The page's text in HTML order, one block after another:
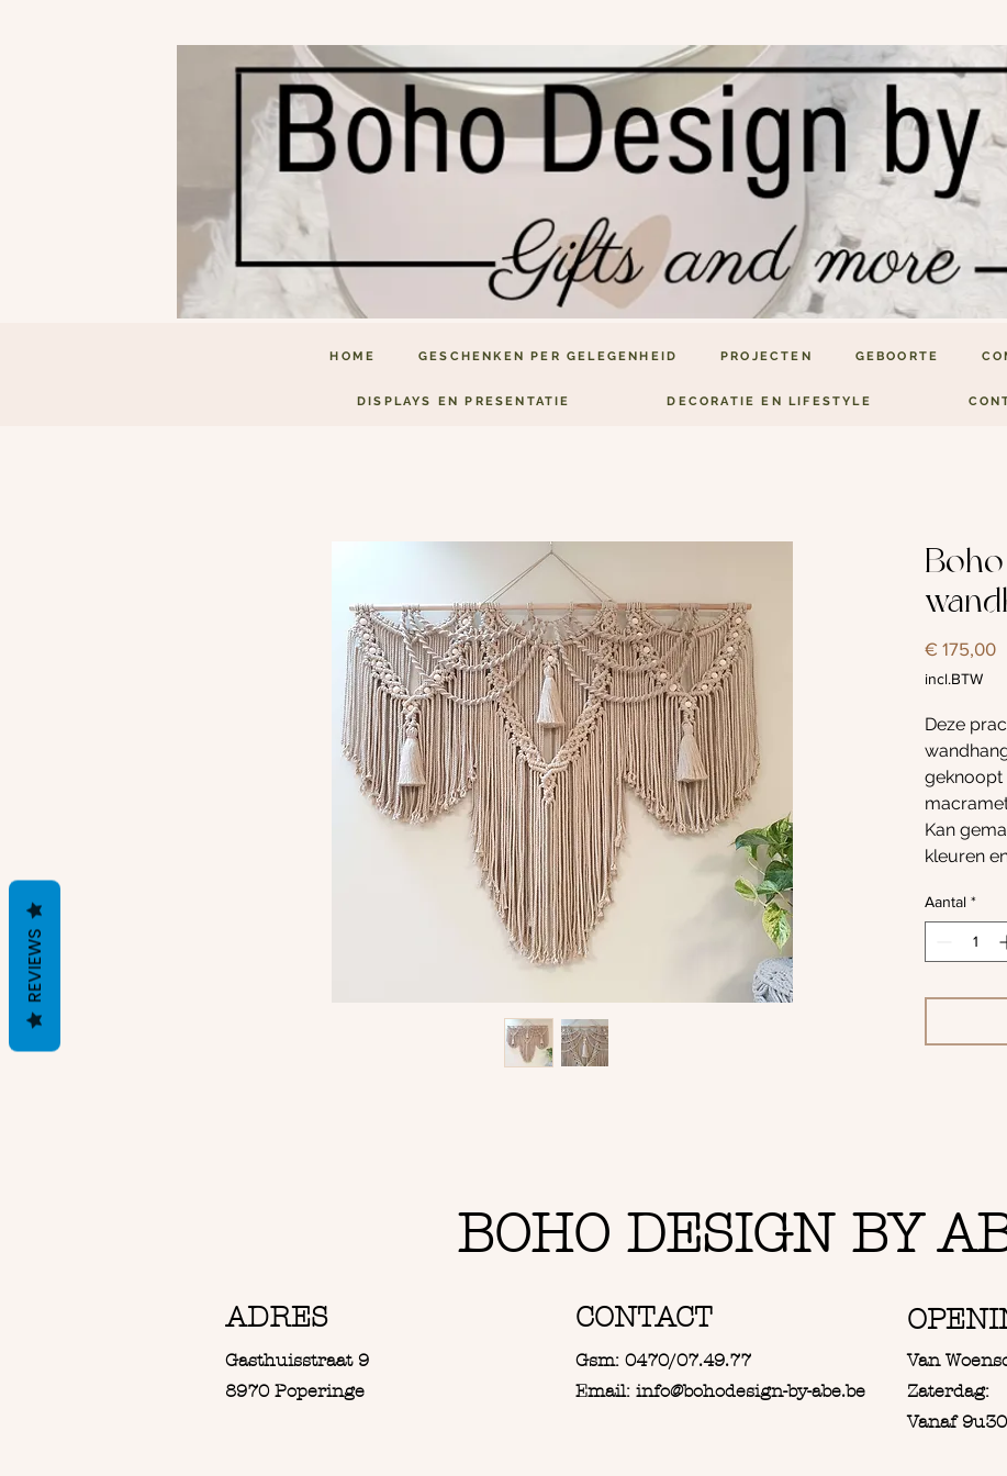
HOME GESCHENKEN PER GELEGENHEID PROJECTEN GEBOORTE
DISPLAYS EN PRESENTATIE DECORATIE EN LIFESTYLE
€ 175,00
incl.BTW
Deze
geknoopt
Kan
kleuren
Aantal *
BOHO DESIGN BY
ADRES
Gasthuisstraat 9
8970 Poperinge
CONTACT
Gsm: 0470/07.49.77
Email: info@bohodesign-by-abe.be
Van
Zaterdag:
Vanaf
REVIEWS